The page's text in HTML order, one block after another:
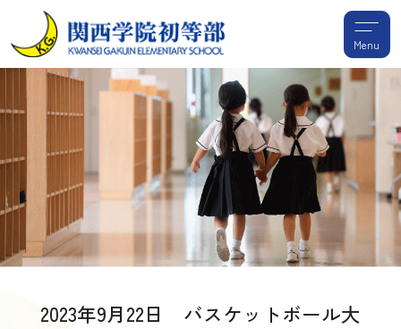
Menu
2023年9月22日 バスケットボール大